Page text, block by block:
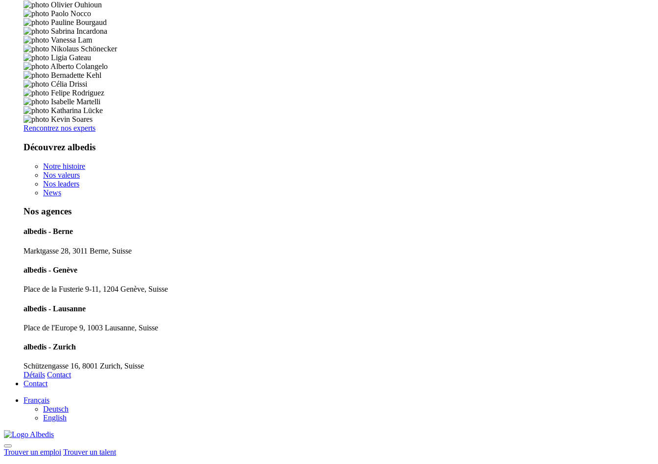
Rencontrez nos experts
Découvrez albedis
Notre histoire
Nos valeurs
Nos leaders
News
Nos agences
albedis - Berne
Marktgasse 28, 3011 Berne, Suisse
albedis - Genève
Place de la Fusterie 9-11, 1204 Genève, Suisse
albedis - Lausanne
Place de l'Europe 9, 1003 Lausanne, Suisse
albedis - Zurich
Schützengasse 16, 8001 Zurich, Suisse
Détails Contact
Contact
Français
Deutsch
English
Trouver un emploi Trouver un talent